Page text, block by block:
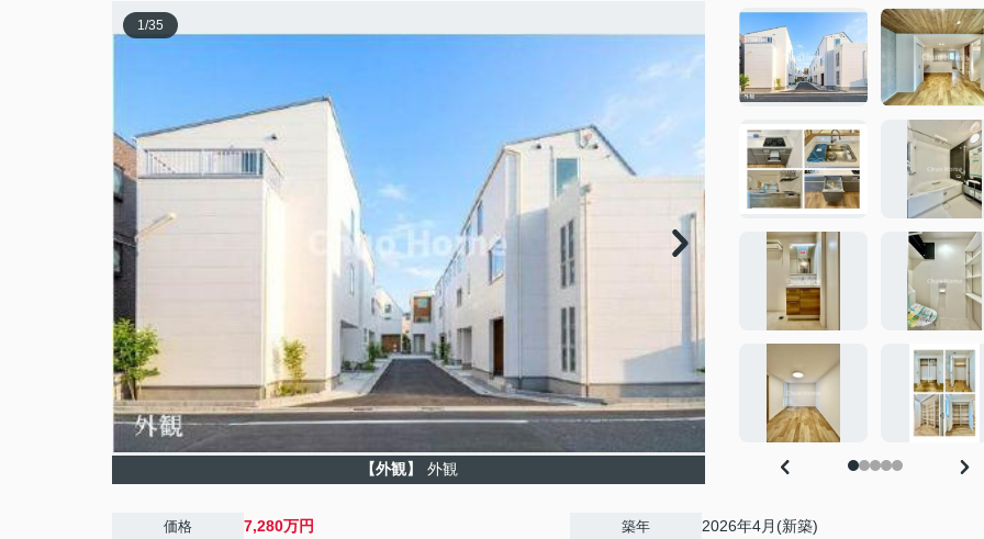
1/35
【外観】 外観
価格 7,280万円 築年 2026年4月(新築)